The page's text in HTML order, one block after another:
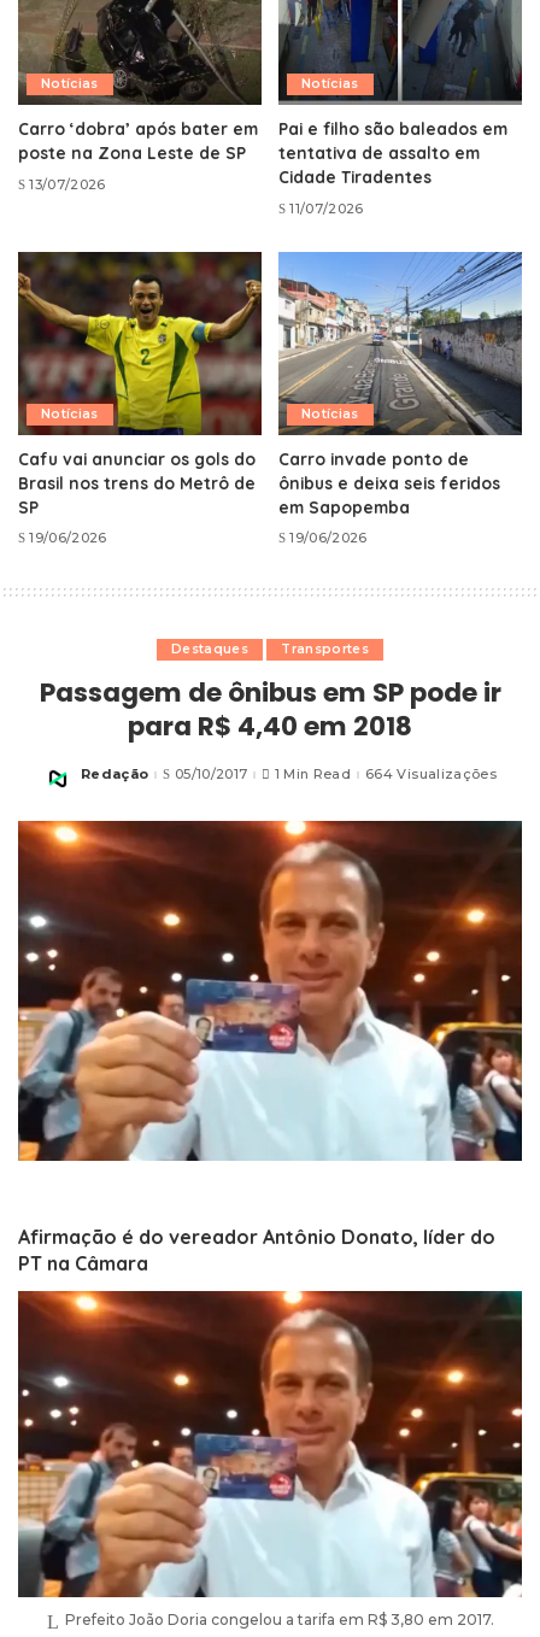
Notícias
Carro ‘dobra’ após bater em
poste na Zona Leste de SP
13/07/2026
Notícias
Pai e filho são baleados em
tentativa de assalto em
Cidade Tiradentes
11/07/2026
Notícias
Cafu vai anunciar os gols do
Brasil nos trens do Metrô de
SP
19/06/2026
Notícias
Carro invade ponto de
ônibus e deixa seis feridos
em Sapopemba
19/06/2026
Destaques Transportes
Passagem de ônibus em SP pode ir
para R$ 4,40 em 2018
Posted
Redação 05/10/2017 1 Min Read 664 Visualizações
Afirmação é do vereador Antônio Donato, líder do
PT na Câmara
Prefeito João Doria congelou a tarifa em R$ 3,80 em 2017.